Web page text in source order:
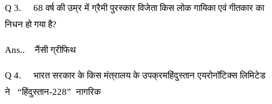
Q 3. 68 वर्ष की उम्र में ग्रैमी पुरस्कार विजेता किस लोक गायिका एवं गीतकार का
निधन हो गया है?
Ans.. नैंसी ग्रीफिथ
Q 4. भारत सरकार के किस मंत्रालय के उपक्रमहिंदुस्तान एयरोनॉटिक्स लिमिटेड
ने “हिंदुस्तान-228” नागरिक